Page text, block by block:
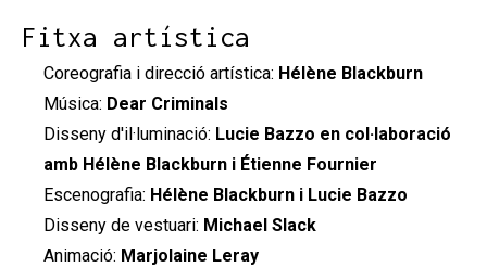
Fitxa artística
Coreografia i direcció artística: Hélène Blackburn
Música: Dear Criminals
Disseny d'il·luminació: Lucie Bazzo en col·laboració
amb Hélène Blackburn i Étienne Fournier
Escenografia: Hélène Blackburn i Lucie Bazzo
Disseny de vestuari: Michael Slack
Animació: Marjolaine Leray